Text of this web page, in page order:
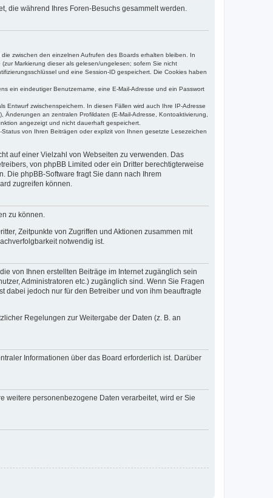
die während Ihres Foren-Besuchs gesammelt werden.
zwischen den einzelnen Aufrufen des Boards erhalten bleiben. In
Markierung dieser als gelesen/ungelesen; sofern Sie nicht
und eine Session-ID gespeichert. Die Cookies haben
ein eindeutiger Benutzername, eine E-Mail-Adresse und ein Passwort
zwischenspeichern. In diesen Fällen wird auch Ihre IP-Adresse
an zentralen Profildaten (E-Mail-Adresse, Kontoaktivierung,
angezeigt und nicht dauerhaft gespeichert.
von Ihren Beiträgen oder explizit von Ihnen gesetzte Lesezeichen
auf einer Vielzahl von Webseiten zu verwenden. Das
von phpBB Limited oder ein Dritter berechtigterweise
Die phpBB-Software fragt Sie dann nach Ihrem
zugreifen können.
zu können.
Zeitpunkte von Zugriffen und Aktionen zusammen mit
notwendig ist.
von Ihnen erstellten Beiträge im Internet zugänglich sein
Administratoren etc.) zugänglich sind. Wenn Sie Fragen
dabei jedoch nur für den Betreiber und von ihm beauftragte
Regelungen zur Weitergabe der Daten (z. B. an
Informationen über das Board erforderlich ist. Darüber
weitere personenbezogene Daten verarbeitet, wird er Sie